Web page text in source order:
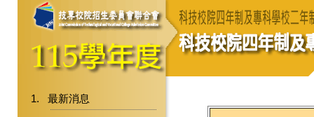
最新消息